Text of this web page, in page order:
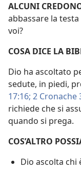
ALCUNI
abbassare la
voi?
COSA DICE LA
Dio ha ascoltato
sedute, in piedi,
17:16; 2 Cronache
richiede che si
quando si prega.
COS’ALTRO
Dio ascolta chi